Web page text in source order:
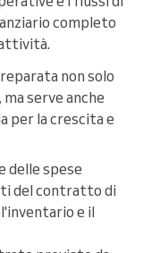
completo
non solo
serve anche
per la crescita e
delle spese
del contratto di
e il